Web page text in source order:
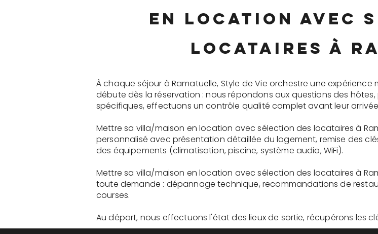
en location avec
locataires à
À chaque séjour à Ramatuelle, Style de Vie orchestre une
débute dès la réservation : nous répondons aux questions des
spécifiques, effectuons un contrôle qualité complet avant leur
Mettre sa villa/maison en location avec sélection des locataires à
personnalisé avec présentation détaillée du logement, remise des
des équipements (climatisation, piscine, système audio, WiFi).
Mettre sa villa/maison en location avec sélection des locataires à
toute demande : dépannage technique, recommandations de
courses.
Au départ, nous effectuons l'état des lieux de sortie, récupérons les